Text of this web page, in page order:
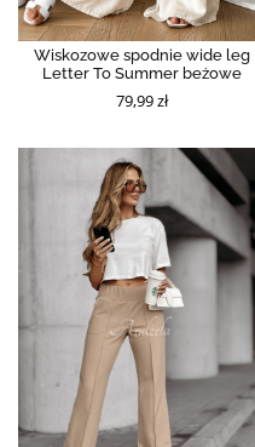
Wiskozowe spodnie wide leg
Letter To Summer beżowe
79,99 zł